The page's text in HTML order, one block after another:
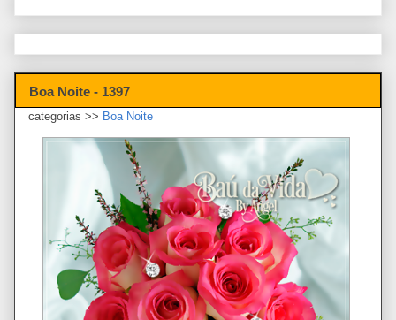
Boa Noite - 1397
categorias >> Boa Noite